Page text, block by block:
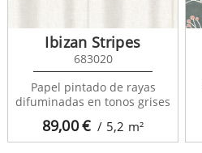
89,00€ / 5,2 m²
Ibizan Stripes
683020
Papel pintado de rayas
difuminadas en tonos grises